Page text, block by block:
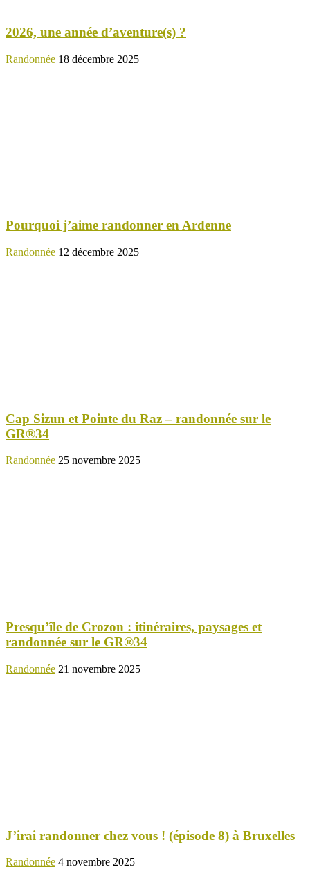
2026, une année d’aventure(s) ?
Randonnée 18 décembre 2025
Pourquoi j’aime randonner en Ardenne
Randonnée 12 décembre 2025
Cap Sizun et Pointe du Raz – randonnée sur le
GR®34
Randonnée 25 novembre 2025
Presqu’île de Crozon : itinéraires, paysages et
randonnée sur le GR®34
Randonnée 21 novembre 2025
J’irai randonner chez vous ! (épisode 8) à Bruxelles
Randonnée 4 novembre 2025